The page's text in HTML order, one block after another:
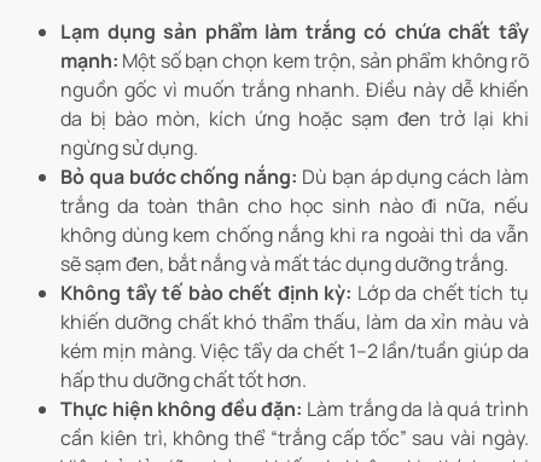
Lạm dụng sản phẩm làm trắng có chứa chất tẩy
mạnh: Một số bạn chọn kem trộn, sản phẩm không rõ
nguồn gốc vì muốn trắng nhanh. Điều này dễ khiến
da bị bào mòn, kích ứng hoặc sạm đen trở lại khi
ngừng sử dụng.
Bỏ qua bước chống nắng: Dù bạn áp dụng cách làm
trắng da toàn thân cho học sinh nào đi nữa, nếu
không dùng kem chống nắng khi ra ngoài thì da vẫn
sẽ sạm đen, bắt nắng và mất tác dụng dưỡng trắng.
Không tẩy tế bào chết định kỳ: Lớp da chết tích tụ
khiến dưỡng chất khó thẩm thấu, làm da xỉn màu và
kém mịn màng. Việc tẩy da chết 1–2 lần/tuần giúp da
hấp thu dưỡng chất tốt hơn.
Thực hiện không đều đặn: Làm trắng da là quá trình
cần kiên trì, không thể “trắng cấp tốc” sau vài ngày.